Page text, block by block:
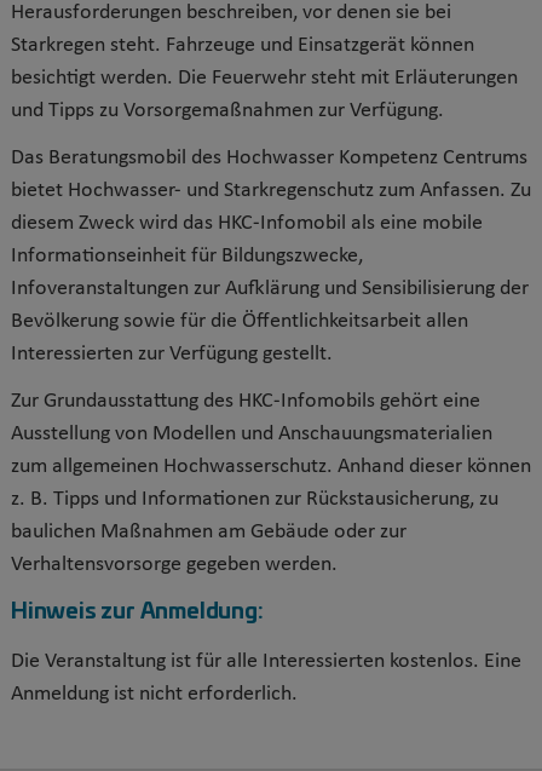
Herausforderungen beschreiben, vor denen sie bei
Starkregen steht. Fahrzeuge und Einsatzgerät können
besichtigt werden. Die Feuerwehr steht mit Erläuterungen
und Tipps zu Vorsorgemaßnahmen zur Verfügung.
Das Beratungsmobil des Hochwasser Kompetenz Centrums
bietet Hochwasser- und Starkregenschutz zum Anfassen. Zu
diesem Zweck wird das HKC-Infomobil als eine mobile
Informationseinheit für Bildungszwecke,
Infoveranstaltungen zur Aufklärung und Sensibilisierung der
Bevölkerung sowie für die Öffentlichkeitsarbeit allen
Interessierten zur Verfügung gestellt.
Zur Grundausstattung des HKC-Infomobils gehört eine
Ausstellung von Modellen und Anschauungsmaterialien
zum allgemeinen Hochwasserschutz. Anhand dieser können
z. B. Tipps und Informationen zur Rückstausicherung, zu
baulichen Maßnahmen am Gebäude oder zur
Verhaltensvorsorge gegeben werden.
Hinweis zur Anmeldung:
Die Veranstaltung ist für alle Interessierten kostenlos. Eine
Anmeldung ist nicht erforderlich.